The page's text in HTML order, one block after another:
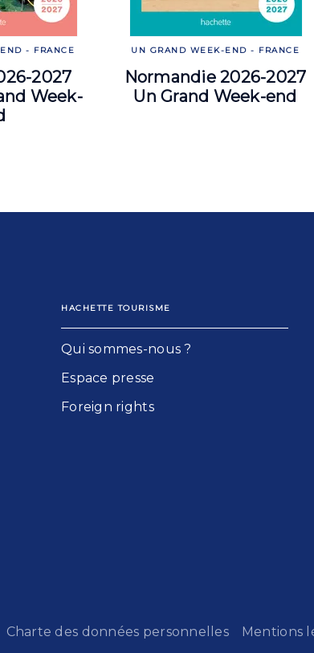
- FRANCE
2027
Week-
UN GRAND WEEK-END - FRANCE
Normandie 2026-2027
Un Grand Week-end
HACHETTE TOURISME
Qui sommes-nous ?
Espace presse
Foreign rights
Charte des données personnelles Mentions